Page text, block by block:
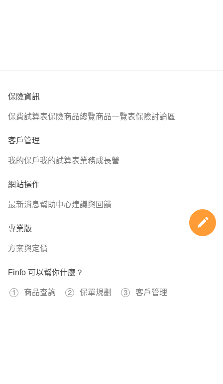
保險資訊
保費試算表保險商品總覽商品一覽表保險討論區
客戶管理
我的保戶我的試算表業務成長營
網站操作
最新消息幫助中心建議與回饋
專業版
方案與定價
Finfo 可以幫你什麼？
商品查詢 保單規劃 客戶管理